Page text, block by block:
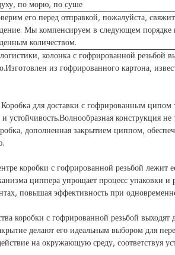
по морю, по суше
его перед отправкой, пожалуйста,
Мы компенсируем в следующем порядке
количеством.
колонка с гофрированной резьбой
из гофрированного картона,
для доставки с гофрированным ципом
устойчивость.Волнообразная конструкция
дополненная закрытием циппом,
коробки с гофрированной резьбой лежит
циппера упрощает процесс упаковки и
повышая эффективность при
коробки с гофрированной резьбой выходят
делают его идеальным выбором для
на окружающую среду, соответствуя